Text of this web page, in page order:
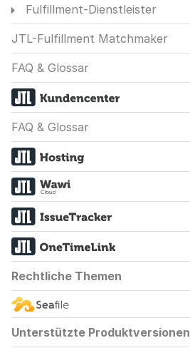
Fulfillment-Dienstleister
JTL-Fulfillment Matchmaker
FAQ & Glossar
FAQ & Glossar
Rechtliche Themen
Unterstützte Produktversionen